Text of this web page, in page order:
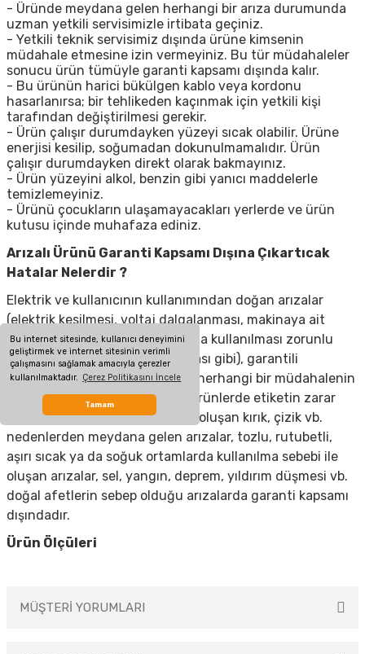
Bu internet sitesinde, kullanıcı deneyimini
geliştirmek ve internet sitesinin verimli
çalışmasını sağlamak amacıyla çerezler
kullanılmaktadır. Çerez Politikasını İncele
Tamam
- Üründe meydana gelen herhangi bir arıza durumunda
uzman yetkili servisimizle irtibata geçiniz.
- Yetkili teknik servisimiz dışında ürüne kimsenin
müdahale etmesine izin vermeyiniz. Bu tür müdahaleler
sonucu ürün tümüyle garanti kapsamı dışında kalır.
- Bu ürünün harici bükülgen kablo veya kordonu
hasarlanırsa; bir tehlikeden kaçınmak için yetkili kişi
tarafından değiştirilmesi gerekir.
- Ürün çalışır durumdayken yüzeyi sıcak olabilir. Ürüne
enerjisi kesilip, soğumadan dokunulmamalıdır. Ürün
çalışır durumdayken direkt olarak bakmayınız.
- Ürün yüzeyini alkol, benzin gibi yanıcı maddelerle
temizlemeyiniz.
- Ürünü çocukların ulaşamayacakları yerlerde ve ürün
kutusu içinde muhafaza ediniz.
Arızalı Ürünü Garanti Kapsamı Dışına Çıkartıcak
Hatalar Nelerdir ?
Elektrik ve kullanıcının kullanımından doğan arızalar
(elektrik kesilmesi, voltaj dalgalanması, makinaya ait
olmayan aksesuar takılması yada kullanılması zorunlu
olan aksesuarların kullanılmaması gibi), garantili
ürünlerde yetkili servis dışında herhangi bir müdahalenin
yapılması, garanti etiketi olan ürünlerde etiketin zarar
görmesi, cihazın dış yüzeyinde oluşan kırık, çizik vb.
nedenlerden meydana gelen arızalar, tozlu, rutubetli,
aşırı sıcak ya da soğuk ortamlarda kullanılma sebebi ile
oluşan arızalar, sel, yangın, deprem, yıldırım düşmesi vb.
doğal afetlerin sebep olduğu arızalarda garanti kapsamı
dışındadır.
Ürün Ölçüleri
MÜŞTERİ YORUMLARI